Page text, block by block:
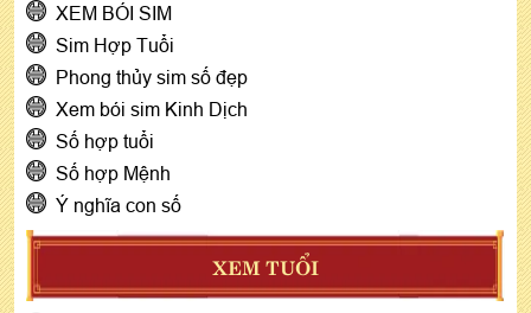
XEM BÓI SIM
Sim Hợp Tuổi
Phong thủy sim số đẹp
Xem bói sim Kinh Dịch
Số hợp tuổi
Số hợp Mệnh
Ý nghĩa con số
XEM TUỔI